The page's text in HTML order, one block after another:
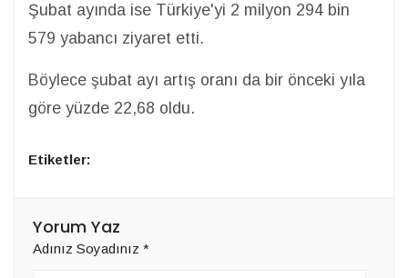
Şubat ayında ise Türkiye'yi 2 milyon 294 bin
579 yabancı ziyaret etti.
Böylece şubat ayı artış oranı da bir önceki yıla
göre yüzde 22,68 oldu.
Etiketler:
Yorum Yaz
Adınız Soyadınız *